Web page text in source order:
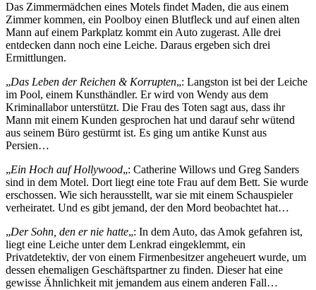
Das Zimmermädchen eines Motels findet Maden, die aus einem
Zimmer kommen, ein Poolboy einen Blutfleck und auf einen alten
Mann auf einem Parkplatz kommt ein Auto zugerast. Alle drei
entdecken dann noch eine Leiche. Daraus ergeben sich drei
Ermittlungen.
„Das Leben der Reichen & Korrupten„: Langston ist bei der Leiche
im Pool, einem Kunsthändler. Er wird von Wendy aus dem
Kriminallabor unterstützt. Die Frau des Toten sagt aus, dass ihr
Mann mit einem Kunden gesprochen hat und darauf sehr wütend
aus seinem Büro gestürmt ist. Es ging um antike Kunst aus
Persien…
„Ein Hoch auf Hollywood„: Catherine Willows und Greg Sanders
sind in dem Motel. Dort liegt eine tote Frau auf dem Bett. Sie wurde
erschossen. Wie sich herausstellt, war sie mit einem Schauspieler
verheiratet. Und es gibt jemand, der den Mord beobachtet hat…
„Der Sohn, den er nie hatte„: In dem Auto, das Amok gefahren ist,
liegt eine Leiche unter dem Lenkrad eingeklemmt, ein
Privatdetektiv, der von einem Firmenbesitzer angeheuert wurde, um
dessen ehemaligen Geschäftspartner zu finden. Dieser hat eine
gewisse Ähnlichkeit mit jemandem aus einem anderen Fall…